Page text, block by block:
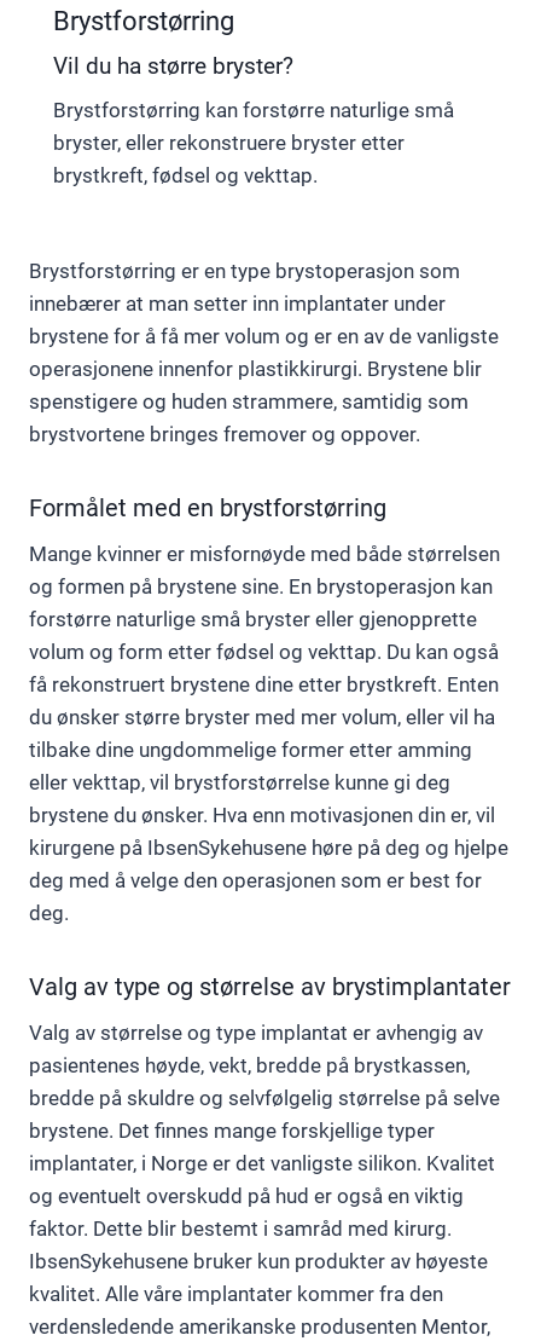
Brystforstørring
Vil du ha større bryster?
Brystforstørring kan forstørre naturlige små
bryster, eller rekonstruere bryster etter
brystkreft, fødsel og vekttap.
Brystforstørring er en type brystoperasjon som
innebærer at man setter inn implantater under
brystene for å få mer volum og er en av de vanligste
operasjonene innenfor plastikkirurgi. Brystene blir
spenstigere og huden strammere, samtidig som
brystvortene bringes fremover og oppover.
Formålet med en brystforstørring
Mange kvinner er misfornøyde med både størrelsen
og formen på brystene sine. En brystoperasjon kan
forstørre naturlige små bryster eller gjenopprette
volum og form etter fødsel og vekttap. Du kan også
få rekonstruert brystene dine etter brystkreft. Enten
du ønsker større bryster med mer volum, eller vil ha
tilbake dine ungdommelige former etter amming
eller vekttap, vil brystforstørrelse kunne gi deg
brystene du ønsker. Hva enn motivasjonen din er, vil
kirurgene på IbsenSykehusene høre på deg og hjelpe
deg med å velge den operasjonen som er best for
deg.
Valg av type og størrelse av brystimplantater
Valg av størrelse og type implantat er avhengig av
pasientenes høyde, vekt, bredde på brystkassen,
bredde på skuldre og selvfølgelig størrelse på selve
brystene. Det finnes mange forskjellige typer
implantater, i Norge er det vanligste silikon. Kvalitet
og eventuelt overskudd på hud er også en viktig
faktor. Dette blir bestemt i samråd med kirurg.
IbsenSykehusene bruker kun produkter av høyeste
kvalitet. Alle våre implantater kommer fra den
verdensledende amerikanske produsenten Mentor,